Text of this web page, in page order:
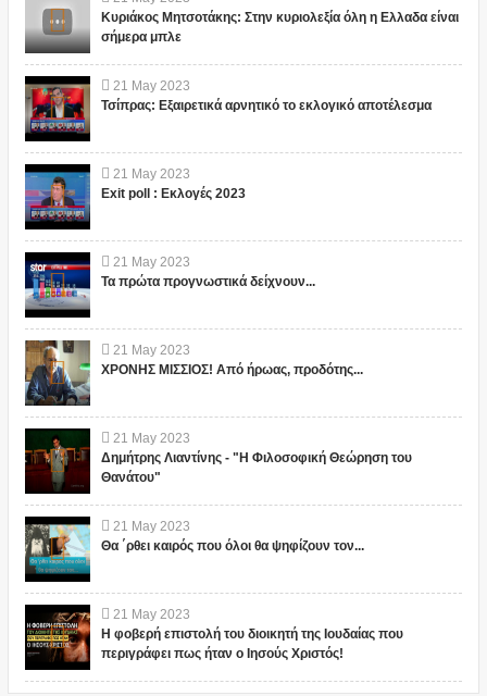
Κυριάκος Μητσοτάκης: Στην κυριολεξία όλη η Ελλαδα είναι
σήμερα μπλε
21 May 2023
Τσίπρας: Εξαιρετικά αρνητικό το εκλογικό αποτέλεσμα
21 May 2023
Exit poll : Εκλογές 2023
21 May 2023
Τα πρώτα προγνωστικά δείχνουν...
21 May 2023
ΧΡΟΝΗΣ ΜΙΣΣΙΟΣ! Από ήρωας, προδότης...
21 May 2023
Δημήτρης Λιαντίνης - "Η Φιλοσοφική Θεώρηση του
Θανάτου"
21 May 2023
Θα ΄ρθει καιρός που όλοι θα ψηφίζουν τον...
21 May 2023
Η φοβερή επιστολή του διοικητή της Ιουδαίας που
περιγράφει πως ήταν ο Ιησούς Χριστός!